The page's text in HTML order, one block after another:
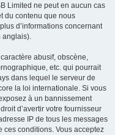
Limited ne peut en aucun cas
du contenu que nous
d’informations concernant
anglais).
abusif, obscène,
etc. qui pourrait
dans lequel le serveur de
la loi internationale. Si vous
à un bannissement
d’avertir votre fournisseur
IP de tous les messages
ces conditions. Vous acceptez